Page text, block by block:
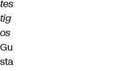
tes
tig
os
Gu
sta